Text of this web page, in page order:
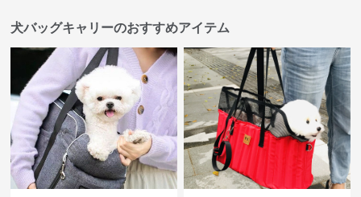
犬バッグキャリーのおすすめアイテム